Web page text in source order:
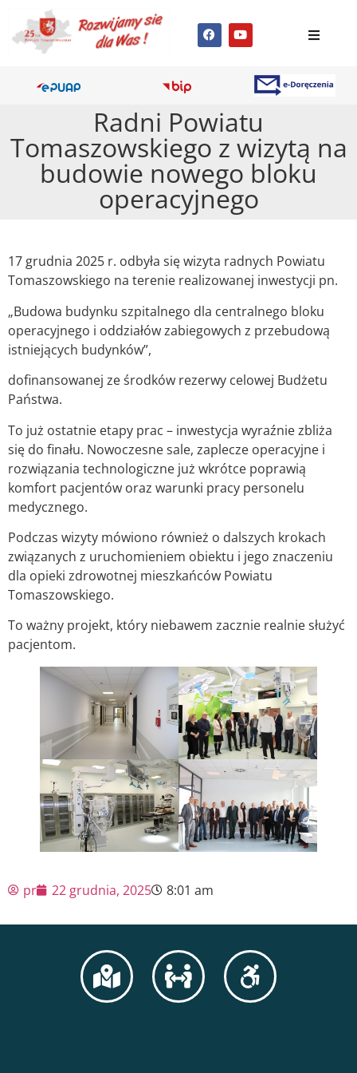
Radni Powiatu
Tomaszowskiego z wizytą na
budowie nowego bloku
operacyjnego
17 grudnia 2025 r. odbyła się wizyta radnych Powiatu
Tomaszowskiego na terenie realizowanej inwestycji pn.
„Budowa budynku szpitalnego dla centralnego bloku
operacyjnego i oddziałów zabiegowych z przebudową
istniejących budynków”,
dofinansowanej ze środków rezerwy celowej Budżetu
Państwa.
To już ostatnie etapy prac – inwestycja wyraźnie zbliża
się do finału. Nowoczesne sale, zaplecze operacyjne i
rozwiązania technologiczne już wkrótce poprawią
komfort pacjentów oraz warunki pracy personelu
medycznego.
Podczas wizyty mówiono również o dalszych krokach
związanych z uruchomieniem obiektu i jego znaczeniu
dla opieki zdrowotnej mieszkańców Powiatu
Tomaszowskiego.
To ważny projekt, który niebawem zacznie realnie służyć
pacjentom.
pr 22 grudnia, 2025 8:01 am